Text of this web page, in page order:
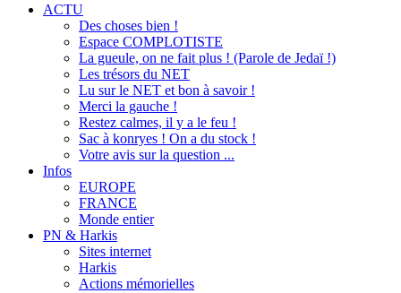
ACTU
Des choses bien !
Espace COMPLOTISTE
La gueule, on ne fait plus ! (Parole de Jedaï !)
Les trésors du NET
Lu sur le NET et bon à savoir !
Merci la gauche !
Restez calmes, il y a le feu !
Sac à konryes ! On a du stock !
Votre avis sur la question ...
Infos
EUROPE
FRANCE
Monde entier
PN & Harkis
Sites internet
Harkis
Actions mémorielles